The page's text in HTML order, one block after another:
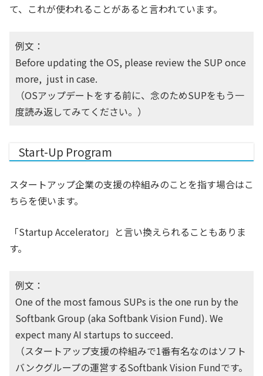
て、これが使われることがあると言われています。
例文：
Before updating the OS, please review the SUP once
more, just in case.
（OSアップデートをする前に、念のためSUPをもう一
度読み返してみてください。）
Start-Up Program
スタートアップ企業の支援の枠組みのことを指す場合はこ
ちらを使います。
「Startup Accelerator」と言い換えられることもありま
す。
例文：
One of the most famous SUPs is the one run by the
Softbank Group (aka Softbank Vision Fund). We
expect many AI startups to succeed.
（スタートアップ支援の枠組みで1番有名なのはソフト
バンクグループの運営するSoftbank Vision Fundです。